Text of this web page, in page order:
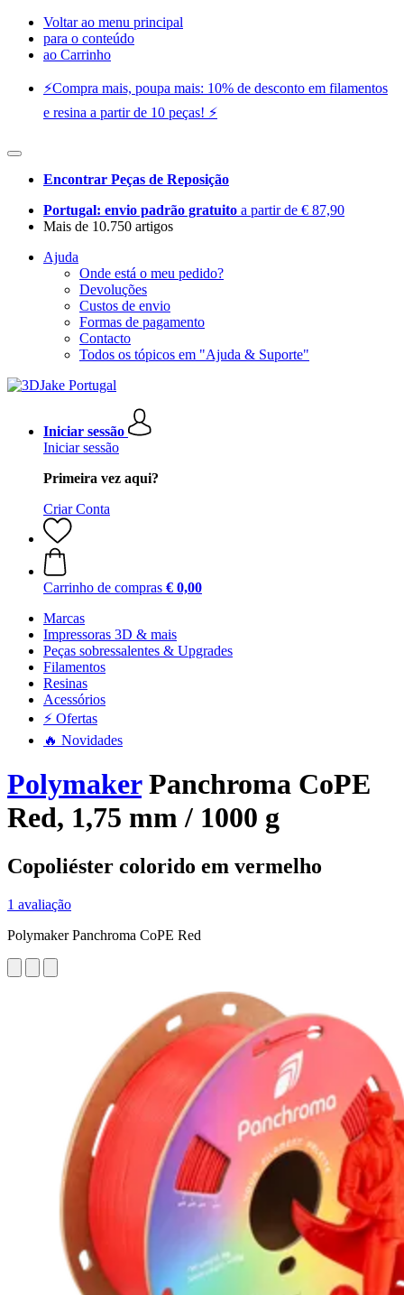
Voltar ao menu principal
para o conteúdo
ao Carrinho
⚡️Compra mais, poupa mais: 10% de desconto em filamentos
e resina a partir de 10 peças! ⚡️
Encontrar Peças de Reposição
Portugal: envio padrão gratuito a partir de € 87,90
Mais de 10.750 artigos
Ajuda
Onde está o meu pedido?
Devoluções
Custos de envio
Formas de pagamento
Contacto
Todos os tópicos em "Ajuda & Suporte"
Iniciar sessão
Iniciar sessão
Primeira vez aqui?
Criar Conta
Carrinho de compras € 0,00
Marcas
Impressoras 3D & mais
Peças sobressalentes & Upgrades
Filamentos
Resinas
Acessórios
⚡ Ofertas
🔥 Novidades
PolymakerPanchroma CoPE
Red, 1,75 mm / 1000 g
Copoliéster colorido em vermelho
1 avaliação
Polymaker Panchroma CoPE Red